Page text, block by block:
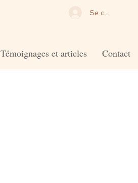
Se connecter
Témoignages et articles Contact